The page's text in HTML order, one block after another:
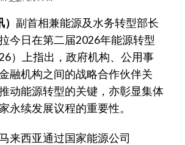
副首相兼能源及水务转型部长
今日在第二届2026年能源转型
）上指出，政府机构、公用事
融机构之间的战略合作伙伴关
动能源转型的关键，亦彰显集体
永续发展议程的重要性。
来西亚通过国家能源公司